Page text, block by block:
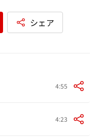
シェア
4:55
4:23